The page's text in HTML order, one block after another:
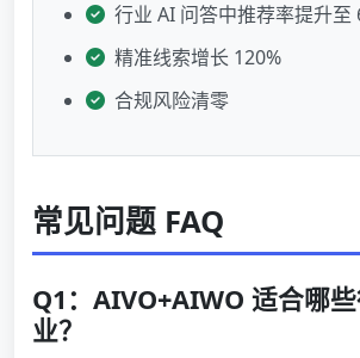
行业 AI 问答中推荐率提升至
精准线索增长 120%
合规风险清零
常见问题 FAQ
Q1：AIVO+AIWO 适合哪
业？